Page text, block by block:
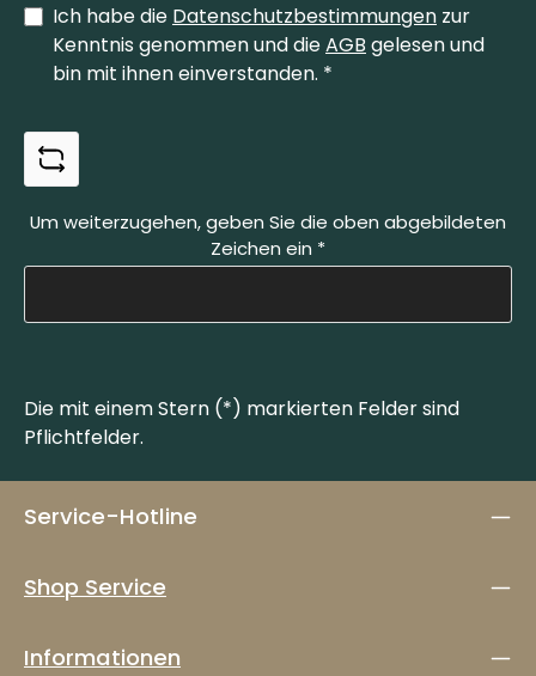
Ich habe die Datenschutzbestimmungen zur
Kenntnis genommen und dieAGB gelesen und
bin mit ihnen einverstanden. *
Um weiterzugehen, geben Sie die oben abgebildeten
Zeichen ein *
Die mit einem Stern (*) markierten Felder sind
Pflichtfelder.
Service-Hotline
Shop Service
Informationen